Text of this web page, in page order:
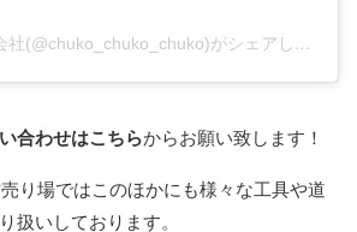
日本紐釦貿易株式会社(@chuko_chuko_chuko)がシェアした投稿
合わせはこちらからお願い致します！
り場ではこのほかにも様々な工具や道
扱いしております。